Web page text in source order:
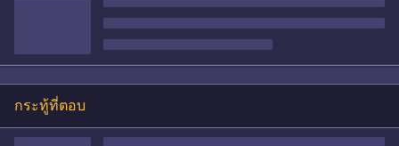
กระทู้ที่ตอบ